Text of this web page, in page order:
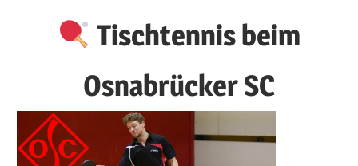
Tischtennis beim
Osnabrücker SC